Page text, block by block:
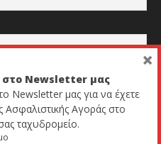
στο Newsletter μας
Newsletter μας για να έχετε
Ασφαλιστικής Αγοράς στο
ταχυδρομείο.
×